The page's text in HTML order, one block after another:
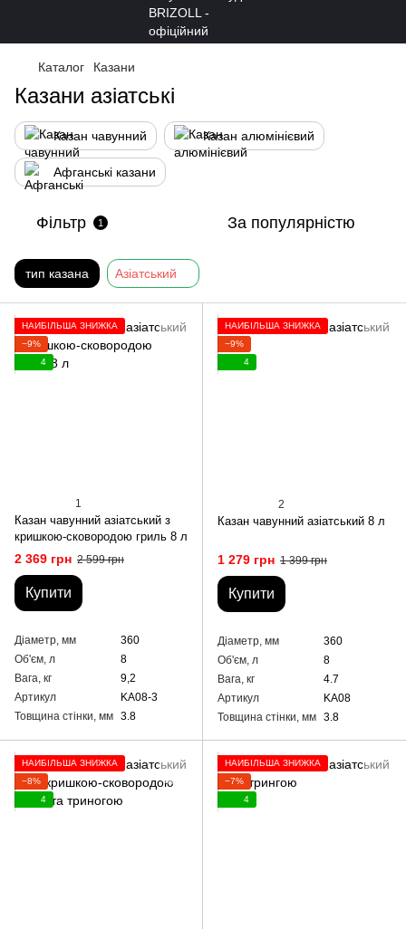
Каталог Казани
Казани азіатські
Казан чавунний Казан алюмінієвий
Афганські казани
Фільтр 1 За популярністю
тип казана Азіатський
НАЙБІЛЬША ЗНИЖКА
−9%
4
1
Казан чавунний азіатський з
кришкою-сковородою гриль 8 л
2 369 грн 2 599 грн
Купити
Діаметр, мм
360
Об'єм, л
8
Вага, кг
9,2
Артикул
KA08-3
Товщина стінки, мм 3.8
НАЙБІЛЬША ЗНИЖКА
−9%
4
2
Казан чавунний азіатський 8 л
1 279 грн 1 399 грн
Купити
Діаметр, мм
360
Об'єм, л
8
Вага, кг
4.7
Артикул
KA08
Товщина стінки, мм 3.8
НАЙБІЛЬША ЗНИЖКА
−8%
4
НАЙБІЛЬША ЗНИЖКА
−7%
4